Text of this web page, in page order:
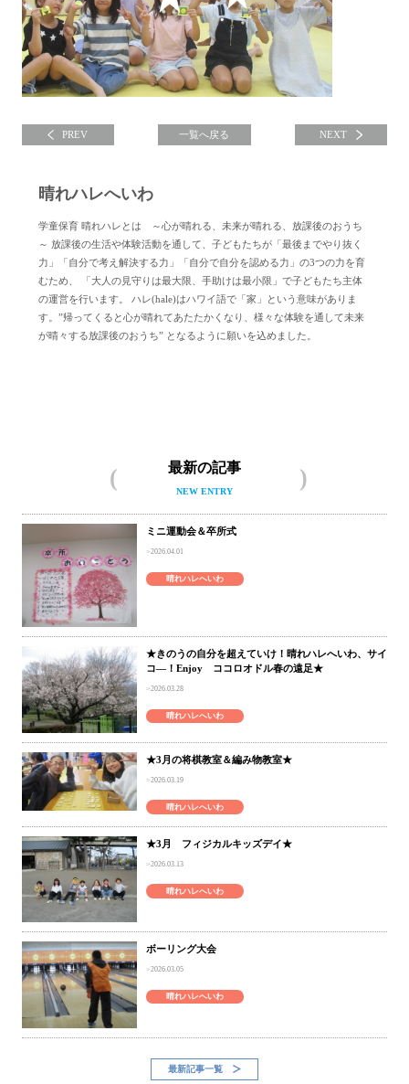
PREV 一覧へ戻る NEXT
晴れハレへいわ
学童保育 晴れハレとは ～心が晴れる、未来が晴れる、放課後のおうち
～ 放課後の生活や体験活動を通して、子どもたちが「最後までやり抜く
力」「自分で考え解決する力」「自分で自分を認める力」の3つの力を育
むため、 「大人の見守りは最大限、手助けは最小限」で子どもたち主体
の運営を行います。 ハレ(hale)はハワイ語で「家」という意味がありま
す。”帰ってくると心が晴れてあたたかくなり、様々な体験を通して未来
が晴々する放課後のおうち” となるように願いを込めました。
最新の記事
NEW ENTRY
ミニ運動会＆卒所式
2026.04.01
晴れハレへいわ
★きのうの自分を超えていけ！晴れハレへいわ、サイ
コ―！Enjoy ココロオドル春の遠足★
2026.03.28
晴れハレへいわ
★3月の将棋教室＆編み物教室★
2026.03.19
晴れハレへいわ
★3月 フィジカルキッズデイ★
2026.03.13
晴れハレへいわ
ボーリング大会
2026.03.05
晴れハレへいわ
最新記事一覧